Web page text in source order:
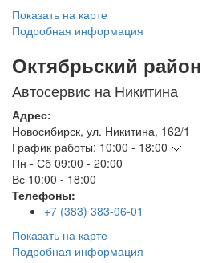
Показать на карте
Подробная информация
Октябрьский район
Автосервис на Никитина
Адрес:
Новосибирск, ул. Никитина, 162/1
График работы: 10:00 - 18:00
Пн - Сб 09:00 - 20:00
Вс 10:00 - 18:00
Телефоны:
+7 (383) 383-06-01
Показать на карте
Подробная информация